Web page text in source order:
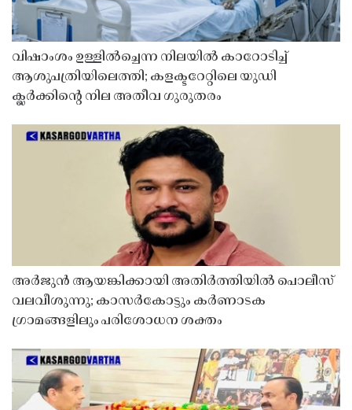
വിഷാംശം ഉള്ളിൽച്ചെന്ന നിലയിൽ കാറോടിച്ച്
ആശുപത്രിയിലെത്തി; കളക്ടറേറ്റിലെ യുഡി
ക്ലർക്കിൻ്റെ നില അതീവ ഗുരുതരം
അർജുൻ ആയങ്കിക്കായി അതിർത്തിയിൽ പൊലീസ്
വലവീശുന്നു; കാസർകോട്ടും കർണാടക
ഗ്രാമങ്ങളിലും പരിശോധന ശക്തം